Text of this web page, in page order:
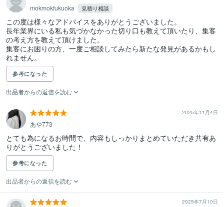
mokmokfukuoka 見積り相談
この度は様々なアドバイスをありがとうございました。
長年業界にいる私も気づかなかった切り口も教えて頂いたり、集客
の考え方を教えて頂けました。
集客にお困りの方、一度ご相談してみたら新たな発見があるかもし
れません。
参考になった
出品者からの返信を読む
2025年11月4日
あや773
とても為になるお時間で、内容もしっかりまとめていただき共有あ
りがとうございました！
参考になった
出品者からの返信を読む
2025年7月10日